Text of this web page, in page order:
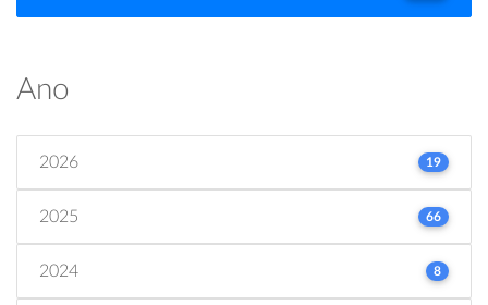
Ano
2026 19
2025 66
2024 8